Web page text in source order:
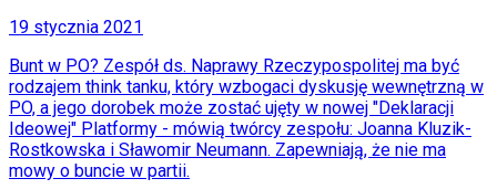
Twoje finanse
KSEF
Auto
Aktualności
Auta ekologiczne
Automotive
Jednoślady
19 stycznia 2021
Bunt w PO? Zespół ds. Naprawy Rzeczypospolitej ma być
rodzajem think tanku, który wzbogaci dyskusję wewnętrzną w
PO, a jego dorobek może zostać ujęty w nowej "Deklaracji
Ideowej" Platformy - mówią twórcy zespołu: Joanna Kluzik-
Rostkowska i Sławomir Neumann. Zapewniają, że nie ma
mowy o buncie w partii.